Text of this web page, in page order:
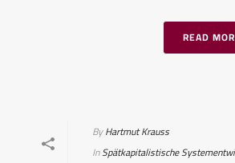
READ
ByHartmut Krauss
InSpätkapitalistische